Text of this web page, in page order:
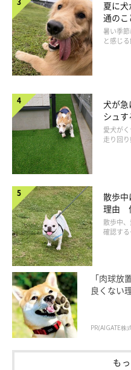
わんちゃんをさわる前にぜひ
ります！
愛犬を気持ちよくうっとりさ
ことができて、犬が心地よさ
夏に
通の
は
暑い季
と感じ
犬が
シュ
愛犬が
走り回
散歩中
理由
なぜ？
散歩中
確認す
「肉球
良くない
PR(AIGATE株
も